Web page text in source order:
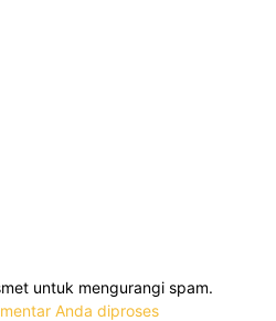
untuk mengurangi spam.
Anda diproses